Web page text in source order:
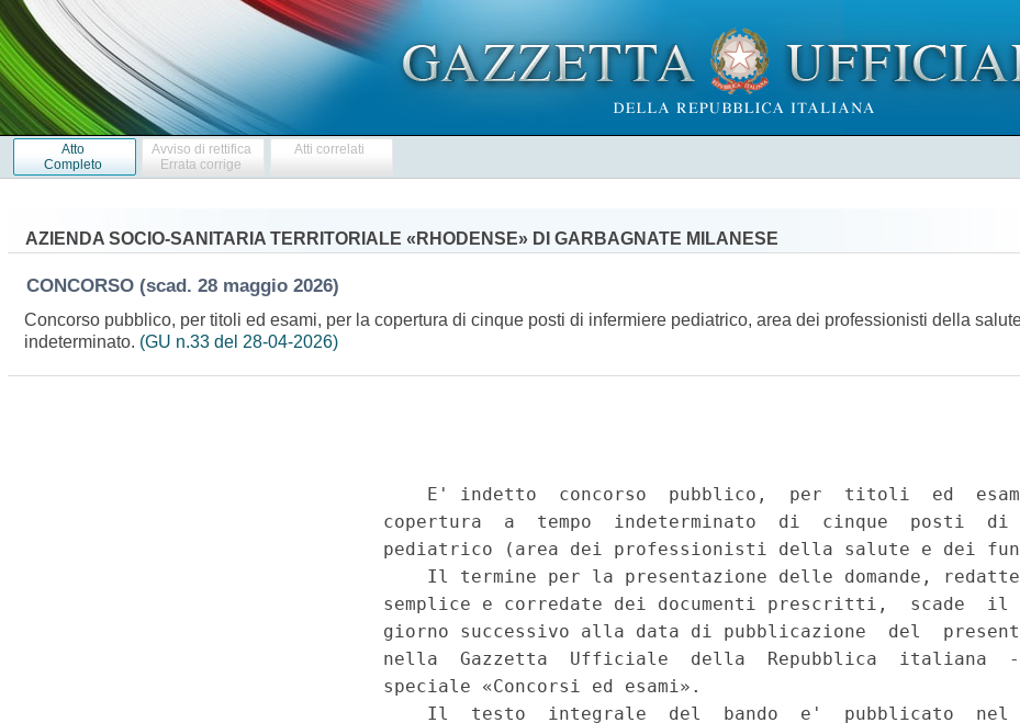
Atto
Completo
Avviso di rettifica
Errata corrige
Atti correlati
AZIENDA SOCIO-SANITARIA TERRITORIALE «RHODENSE» DI GARBAGNATE MILANESE
CONCORSO (scad. 28 maggio 2026)
Concorso pubblico, per titoli ed esami, per la copertura di cinque posti di infermiere pediatrico, area dei professionisti della
indeterminato. (GU n.33 del 28-04-2026)